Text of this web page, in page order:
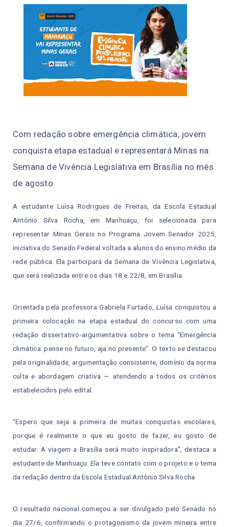
Com redação sobre emergência climática, jovem
conquista etapa estadual e representará Minas na
Semana de Vivência Legislativa em Brasília no mês
de agosto
A estudante Luísa Rodrigues de Freitas, da Escola Estadual
Antônio Silva Rocha, em Manhuaçu, foi selecionada para
representar Minas Gerais no Programa Jovem Senador 2025,
iniciativa do Senado Federal voltada a alunos do ensino médio da
rede pública. Ela participará da Semana de Vivência Legislativa,
que será realizada entre os dias 18 e 22/8, em Brasília.
Orientada pela professora Gabriela Furtado, Luísa conquistou a
primeira colocação na etapa estadual do concurso com uma
redação dissertativo-argumentativa sobre o tema “Emergência
climática: pense no futuro, aja no presente”. O texto se destacou
pela originalidade, argumentação consistente, domínio da norma
culta e abordagem criativa — atendendo a todos os critérios
estabelecidos pelo edital.
“Espero que seja a primeira de muitas conquistas escolares,
porque é realmente o que eu gosto de fazer, eu gosto de
estudar. A viagem a Brasília será muito inspiradora”, destaca a
estudante de Manhuaçu. Ela teve contato com o projeto e o tema
da redação dentro da Escola Estadual Antônio Silva Rocha.
O resultado nacional começou a ser divulgado pelo Senado no
dia 27/6, confirmando o protagonismo da jovem mineira entre